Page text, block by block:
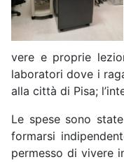
vere e proprie
laboratori dove i
alla città di Pisa;
Le spese sono
formarsi
permesso di vivere